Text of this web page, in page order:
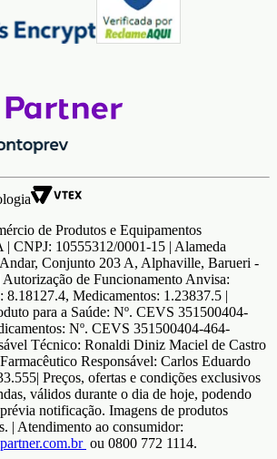
de Produtos e Equipamentos
CNPJ: 10555312/0001-15 | Alameda
Conjunto 203 A, Alphaville, Barueri -
de Funcionamento Anvisa:
8.18127.4, Medicamentos: 1.23837.5 |
para a Saúde: Nº. CEVS 351500404-
Nº. CEVS 351500404-464-
Técnico: Ronaldi Diniz Maciel de Castro
Responsável: Carlos Eduardo
Preços, ofertas e condições exclusivos
válidos durante o dia de hoje, podendo
notificação. Imagens de produtos
| Atendimento ao consumidor:
ou 0800 772 1114.